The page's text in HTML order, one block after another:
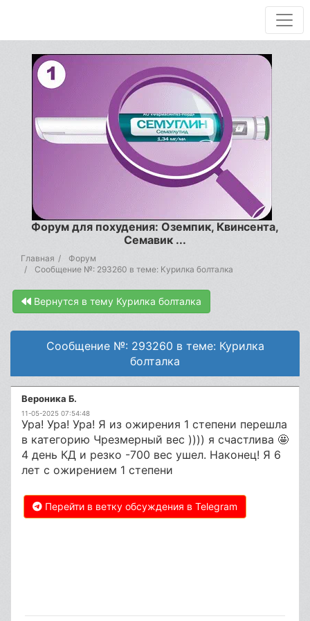
Форум для похудения: Оземпик, Квинсента,
Семавик ...
Главная
Форум
Сообщение №: 293260 в теме: Курилка болталка
Вернутся в тему Курилка болталка
Сообщение №: 293260 в теме: Курилка
болталка
Вероника Б.
11-05-2025 07:54:48
Ура! Ура! Ура! Я из ожирения 1 степени перешла
в категорию Чрезмерный вес )))) я счастлива 🤩
4 день КД и резко -700 вес ушел. Наконец! Я 6
лет с ожирением 1 степени
Перейти в ветку обсуждения в Telegram